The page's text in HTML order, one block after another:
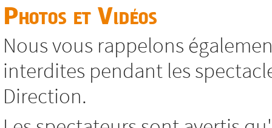
Photos et Vidéos
Nous vous rappelons
interdites pendant les
Direction.